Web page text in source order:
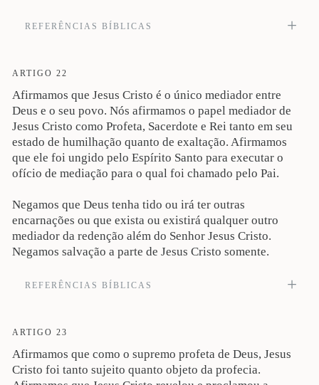
REFERÊNCIAS BÍBLICAS
nos escolheu, nele, antes da fundação do mundo, para sermos santos e
filhos, por meio de Jesus Cristo, segundo o beneplácito de sua vontade (Ef 1.3-
4). Veja também Jo 17:17; At 20:32; Rm 6:5-6, 14; 8:13; 1Co 6.11; 2Co 7:1; Gl
5:24; Ef 3:16-19; 4:23-24; Fp 3:10; Cl 1:10-11; 2Ts 2:13; Hb 12:14.
ARTIGO 22
Afirmamos que Jesus Cristo é o único mediador entre
Deus e o seu povo. Nós afirmamos o papel mediador de
Jesus Cristo como Profeta, Sacerdote e Rei tanto em seu
estado de humilhação quanto de exaltação. Afirmamos
que ele foi ungido pelo Espírito Santo para executar o
ofício de mediação para o qual foi chamado pelo Pai.
Negamos que Deus tenha tido ou irá ter outras
encarnações ou que exista ou existirá qualquer outro
mediador da redenção além do Senhor Jesus Cristo.
Negamos salvação a parte de Jesus Cristo somente.
REFERÊNCIAS BÍBLICAS
At 3:22; Cl 1:15; Hb 1:1-4; 5:5-6; 9:15; 12:24.
ARTIGO 23
Afirmamos que como o supremo profeta de Deus, Jesus
Cristo foi tanto sujeito quanto objeto da profecia.